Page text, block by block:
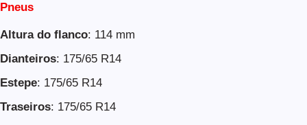
Pneus
Altura do flanco: 114 mm
Dianteiros: 175/65 R14
Estepe: 175/65 R14
Traseiros: 175/65 R14